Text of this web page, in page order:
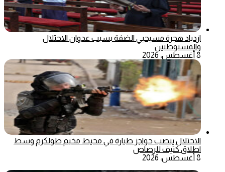
ازدياد هجرة مسيحيي الضفة بسبب عدوان الاحتلال
والمستوطنين
8 أغسطس، 2026
الاحتلال ينصب حواجز طيارة في محيط مخيم طولكرم وسط
اطلاق كثيف للرصاص
8 أغسطس، 2026